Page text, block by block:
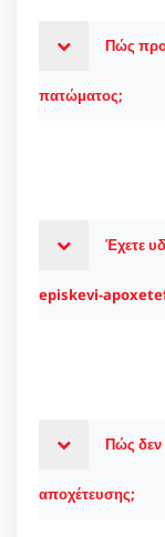
Πώς
πατώματος;
Έχετε
episkevi-
Πώς δεν
αποχέτευσης;